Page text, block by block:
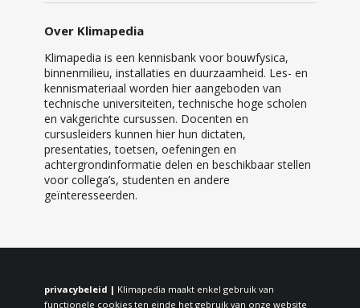
Over Klimapedia
Klimapedia is een kennisbank voor bouwfysica,
binnenmilieu, installaties en duurzaamheid. Les- en
kennismateriaal worden hier aangeboden van
technische universiteiten, technische hoge scholen
en vakgerichte cursussen. Docenten en
cursusleiders kunnen hier hun dictaten,
presentaties, toetsen, oefeningen en
achtergrondinformatie delen en beschikbaar stellen
voor collega’s, studenten en andere
geïnteresseerden.
privacybeleid | Klimapedia maakt enkel gebruik van
functionele cookies ten einde het gebruik van onze website